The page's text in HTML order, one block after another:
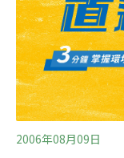
2006年08月09日